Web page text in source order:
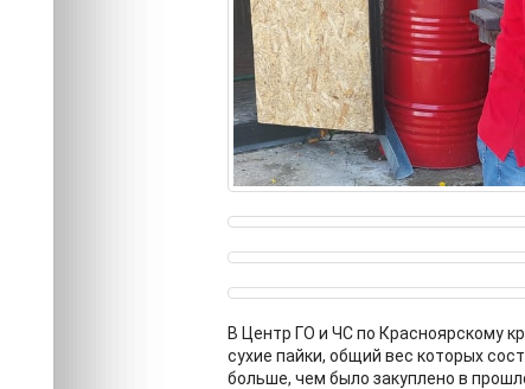
В Центр ГО и ЧС по Красноярскому
сухие пайки, общий вес которых
больше, чем было закуплено в